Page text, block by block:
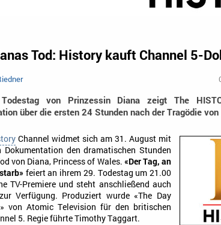
Tod: History kauft Channel 5-
von Prinzessin Diana zeigt The
über die ersten 24 Stunden nach der Tragödie
Channel widmet sich am 31. August mit
Dokumentation den dramatischen Stunden
von Diana, Princess of Wales. «Der Tag, an
feiert an ihrem 29. Todestag um 21.00
TV-Premiere und steht anschließend auch
Verfügung. Produziert wurde «The Day
von Atomic Television für den britischen
5. Regie führte Timothy Taggart.